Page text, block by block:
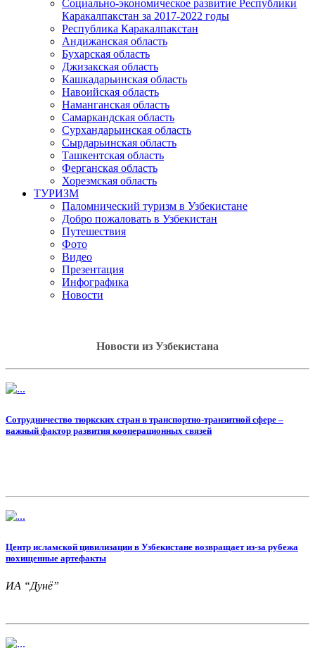
Социально-экономическое развитие Республики
Каракалпакстан за 2017-2022 годы
Республика Каракалпакстан
Андижанская область
Бухарская область
Джизакская область
Кашкадарьинская область
Навоийская область
Наманганская область
Самаркандская область
Сурхандарьинская область
Сырдарьинская область
Ташкентская область
Ферганская область
Хорезмская область
ТУРИЗМ
Паломнический туризм в Узбекистане
Добро пожаловать в Узбекистан
Путешествия
Фото
Видео
Презентация
Инфографика
Новости
Новости из Узбекистана
Сотрудничество тюркских стран в транспортно-транзитной сфере –
важный фактор развития кооперационных связей
Центр исламской цивилизации в Узбекистане возвращает из-за рубежа
похищенные артефакты
ИА “Дунё”